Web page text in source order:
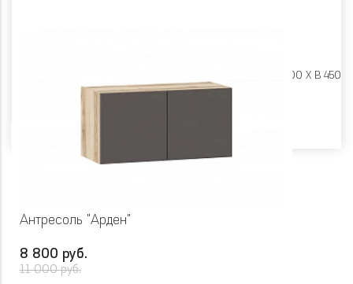
Ш 900 X Г 600 X В 450
Антресоль "Арден"
8 800 руб.
11 000 руб.